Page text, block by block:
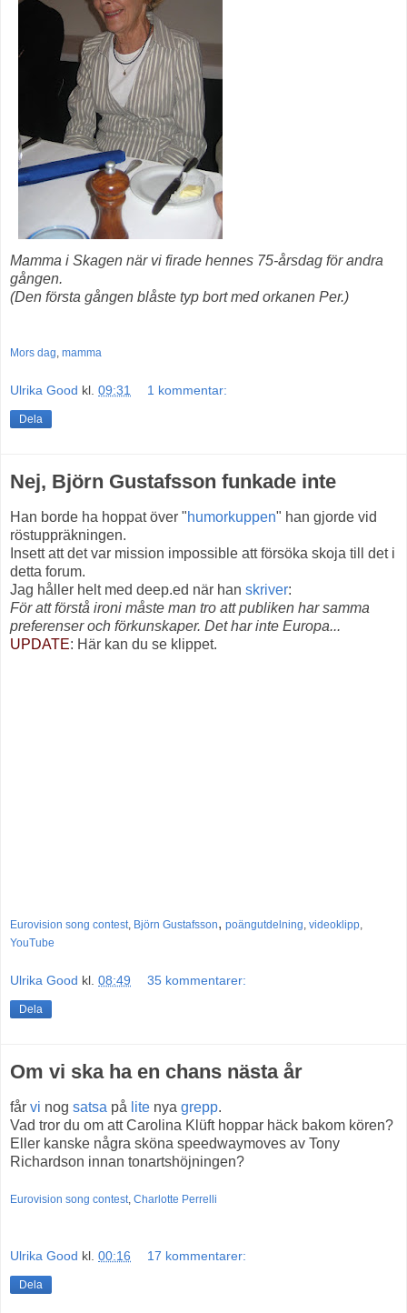
Mamma i Skagen när vi firade hennes 75-årsdag för andra
gången.
(Den första gången blåste typ bort med orkanen Per.)
Mors dag mamma
Ulrika Good kl. 09:31 1 kommentar:
Dela
Nej, Björn Gustafsson funkade inte
Han borde ha hoppat över "humorkuppen" han gjorde vid
röstuppräkningen.
Insett att det var mission impossible att försöka skoja till det i
detta forum.
Jag håller helt med deep.ed när han skriver:
För att förstå ironi måste man tro att publiken har samma
preferenser och förkunskaper. Det har inte Europa...
UPDATE: Här kan du se klippet.
Eurovision song contest Björn Gustafsson, poängutdelning videoklipp
YouTube
Ulrika Good kl. 08:49 35 kommentarer:
Dela
Om vi ska ha en chans nästa år
får vi nog satsa på lite nya grepp.
Vad tror du om att Carolina Klüft hoppar häck bakom kören?
Eller kanske några sköna speedwaymoves av Tony
Richardson innan tonartshöjningen?
Eurovision song contest, Charlotte Perrelli
Ulrika Good kl. 00:16 17 kommentarer:
Dela